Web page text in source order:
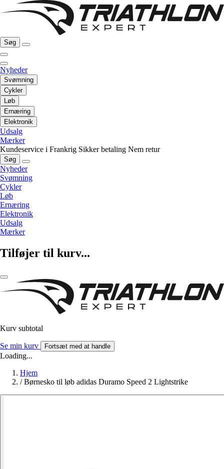
Søg
Nyheder
Svømning
Cykler
Løb
Ernæring
Elektronik
Udsalg
Mærker
Kundeservice i Frankrig Sikker betaling Nem retur
Søg
Nyheder
Svømning
Cykler
Løb
Ernæring
Elektronik
Udsalg
Mærker
Tilføjer til kurv...
Kurv subtotal
Se min kurv Fortsæt med at handle
Loading...
Hjem
/ Børnesko til løb adidas Duramo Speed 2 Lightstrike